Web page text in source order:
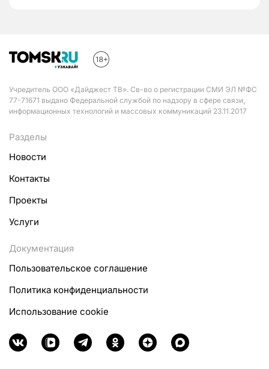
Учредитель ООО «Дайджест ТВ». Св-во о регистрации СМИ ЭЛ №ФС
77-71671 выдано Федеральной службой по надзору в сфере связи,
информационных технологий и массовых коммуникаций 23.11.2017
Разделы
Новости
Контакты
Проекты
Услуги
Документация
Пользовательское соглашение
Политика конфиденциальности
Использование cookie